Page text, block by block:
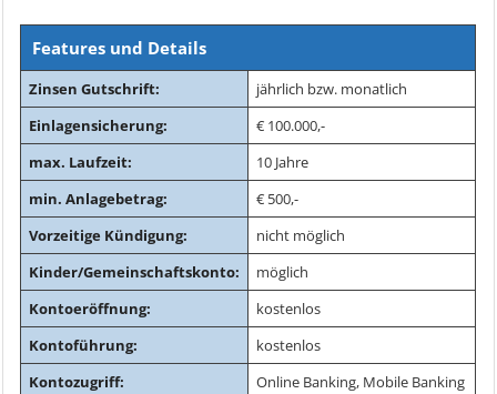
Features und Details
Zinsen Gutschrift:
jährlich bzw. monatlich
Einlagensicherung:
€ 100.000,-
max. Laufzeit:
10 Jahre
min. Anlagebetrag:
€ 500,-
Vorzeitige Kündigung:
nicht möglich
Kinder/Gemeinschaftskonto:
möglich
Kontoeröffnung:
kostenlos
Kontoführung:
kostenlos
Kontozugriff:
Online Banking, Mobile Banking